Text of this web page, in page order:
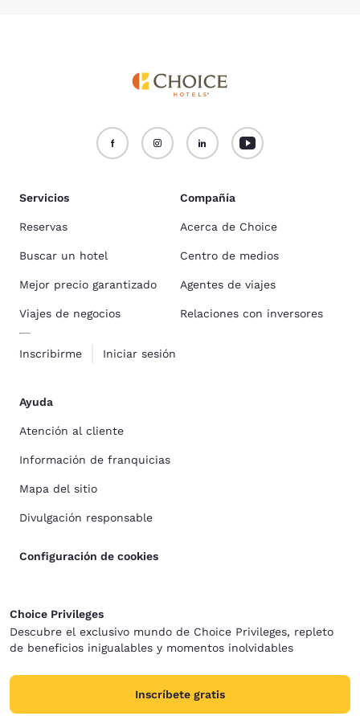
Servicios
Reservas
Buscar un hotel
Mejor precio garantizado
Viajes de negocios
Inscribirme Iniciar sesión
Compañía
Acerca de Choice
Centro de medios
Agentes de viajes
Relaciones con inversores
Ayuda
Atención al cliente
Información de franquicias
Mapa del sitio
Divulgación responsable
Configuración de cookies
Choice Privileges
Descubre el exclusivo mundo de Choice Privileges, repleto
de beneficios inigualables y momentos inolvidables
Inscríbete gratis